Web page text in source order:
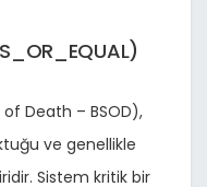
of Death – BSOD),
ve genellikle
Sistem kritik bir